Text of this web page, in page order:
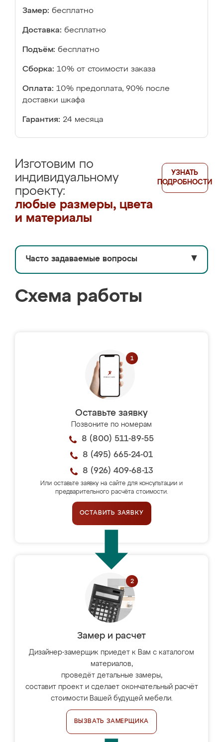
Замер: бесплатно
Доставка: бесплатно
Подъём: бесплатно
Сборка: 10% от стоимости заказа
Оплата: 10% предоплата, 90% после
доставки шкафа
Гарантия: 24 месяца
Изготовим по
индивидуальному
проекту:
любые размеры, цвета
и материалы
УЗНАТЬ
ПОДРОБНОСТИ
Часто задаваемые вопросы ▼
Схема работы
Оставьте заявку
Позвоните по номерам
8 (800) 511-89-55
8 (495) 665-24-01
8 (926) 409-68-13
Или оставьте заявку на сайте для консультации и
предварительного расчёта стоимости.
ОСТАВИТЬ ЗАЯВКУ
Замер и расчет
Дизайнер-замерщик приедет к Вам с каталогом
материалов,
проведёт детальные замеры,
составит проект и сделает окончательный расчёт
стоимости Вашей будущей мебели.
ВЫЗВАТЬ ЗАМЕРЩИКА